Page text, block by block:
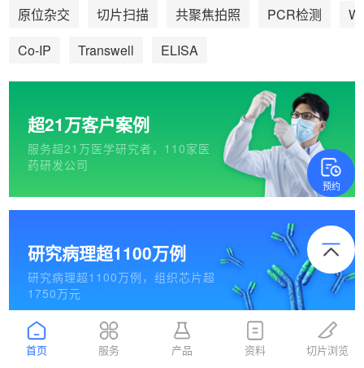
预约
原位杂交
切片扫描 共聚焦拍照 PCR检测
Co-IP
Transwell ELISA
超21万客户案例
服务超21万医学研究者，110家医
药研发公司
研究病理超1100万例
研究病理超1100万例，组织芯片超
1750万元
首页 服务 产品 资料 切片浏览